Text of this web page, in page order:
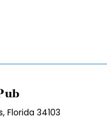
Florida 34103